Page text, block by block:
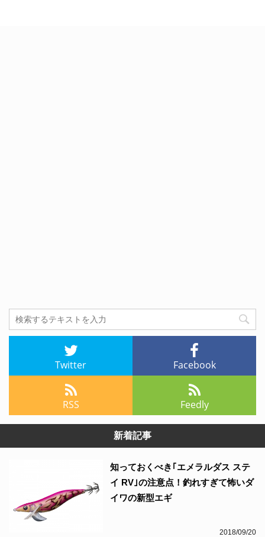
Twitter Facebook
RSS Feedly
新着記事
2018/09/20
知っておくべき｢エメラルダス ステ
イ RV｣の注意点！釣れすぎて怖いダ
イワの新型エギ